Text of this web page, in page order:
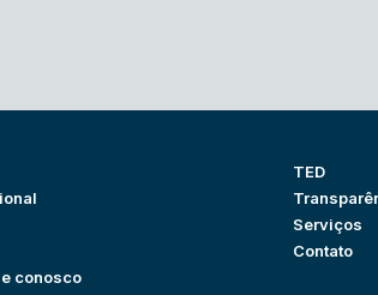
conosco
TED
Serviços
Contato